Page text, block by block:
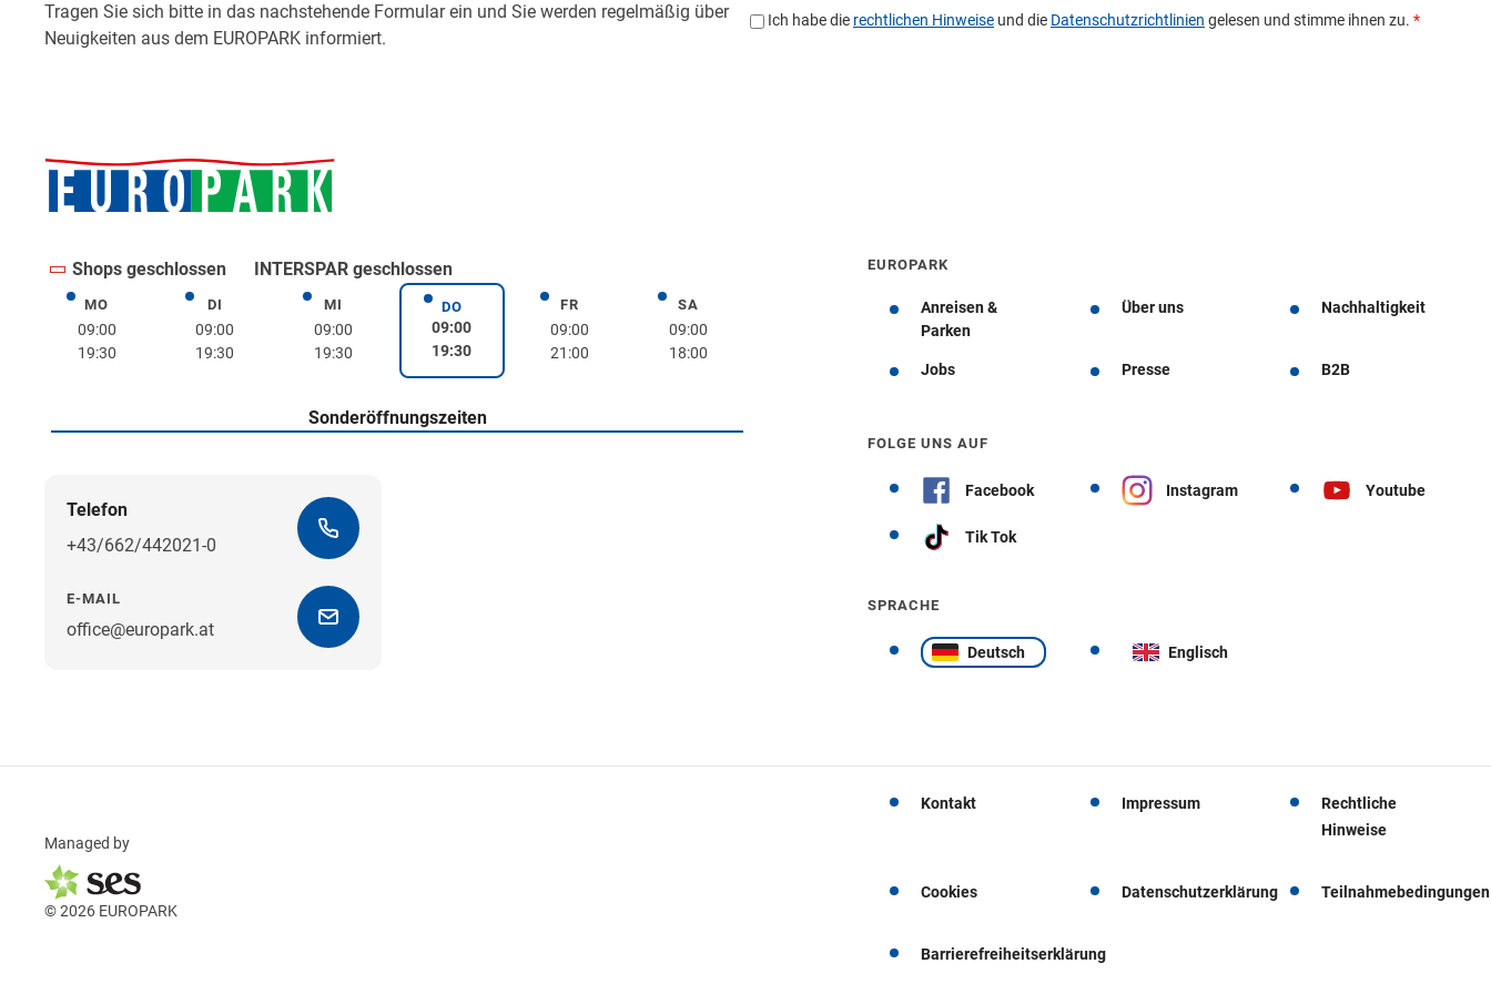
Shops geschlossen INTERSPAR geschlossen
MOMontag
09:00
19:30
DIDienstag
09:00
19:30
MIMittwoch
09:00
19:30
DODonnerstag
09:00
19:30
FRFreitag
09:00
21:00
SASamstag
09:00
18:00
Sonderöffnungszeiten
Telefon
+43/662/442021-0
E-MAIL
office@europark.at
EUROPARK
Anreisen &
Parken
Über uns Nachhaltigkeit
Jobs Presse B2B
FOLGE UNS AUF
Facebook Instagram Youtube
Tik Tok
SPRACHE
Deutsch Englisch
Managed by
© 2026 EUROPARK
Kontakt Impressum
Rechtliche
Hinweise
Cookies Datenschutzerklärung Teilnahmebedingungen
Barrierefreiheitserklärung